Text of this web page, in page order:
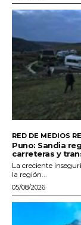
RED DE MEDIOS
Puno: Sandia
carreteras y
La creciente
la región...
05/08/2026